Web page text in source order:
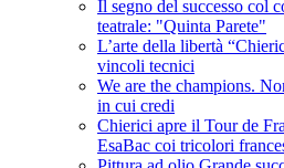
Il segno del successo col
teatrale: "Quinta Parete"
L’arte della libertà
vincoli tecnici
We are the champions.
in cui credi
Chierici apre il Tour de
EsaBac coi tricolori